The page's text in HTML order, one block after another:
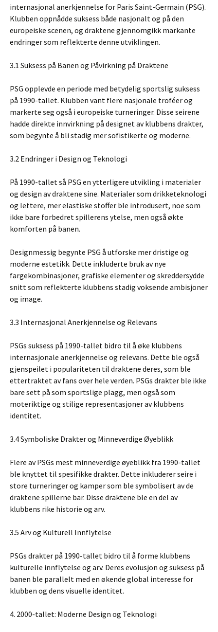
internasjonal anerkjennelse for Paris Saint-Germain (PSG).
Klubben oppnådde suksess både nasjonalt og på den
europeiske scenen, og draktene gjennomgikk markante
endringer som reflekterte denne utviklingen.
3.1 Suksess på Banen og Påvirkning på Draktene
PSG opplevde en periode med betydelig sportslig suksess
på 1990-tallet. Klubben vant flere nasjonale troféer og
markerte seg også i europeiske turneringer. Disse seirene
hadde direkte innvirkning på designet av klubbens drakter,
som begynte å bli stadig mer sofistikerte og moderne.
3.2 Endringer i Design og Teknologi
På 1990-tallet så PSG en ytterligere utvikling i materialer
og design av draktene sine. Materialer som drikketeknologi
og lettere, mer elastiske stoffer ble introdusert, noe som
ikke bare forbedret spillerens ytelse, men også økte
komforten på banen.
Designmessig begynte PSG å utforske mer dristige og
moderne estetikk. Dette inkluderte bruk av nye
fargekombinasjoner, grafiske elementer og skreddersydde
snitt som reflekterte klubbens stadig voksende ambisjoner
og image.
3.3 Internasjonal Anerkjennelse og Relevans
PSGs suksess på 1990-tallet bidro til å øke klubbens
internasjonale anerkjennelse og relevans. Dette ble også
gjenspeilet i populariteten til draktene deres, som ble
ettertraktet av fans over hele verden. PSGs drakter ble ikke
bare sett på som sportslige plagg, men også som
moteriktige og stilige representasjoner av klubbens
identitet.
3.4 Symboliske Drakter og Minneverdige Øyeblikk
Flere av PSGs mest minneverdige øyeblikk fra 1990-tallet
ble knyttet til spesifikke drakter. Dette inkluderer seire i
store turneringer og kamper som ble symbolisert av de
draktene spillerne bar. Disse draktene ble en del av
klubbens rike historie og arv.
3.5 Arv og Kulturell Innflytelse
PSGs drakter på 1990-tallet bidro til å forme klubbens
kulturelle innflytelse og arv. Deres evolusjon og suksess på
banen ble parallelt med en økende global interesse for
klubben og dens visuelle identitet.
4. 2000-tallet: Moderne Design og Teknologi